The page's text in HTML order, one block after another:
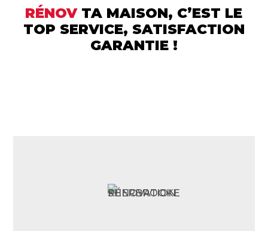
RÉNOV TA MAISON, C’EST LE
TOP SERVICE, SATISFACTION
GARANTIE !